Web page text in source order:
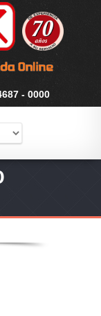
- 0000